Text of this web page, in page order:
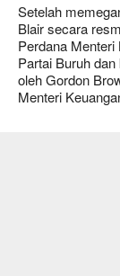
Setelah
Blair secara
Perdana
Partai Buruh
oleh Gordon
Menteri